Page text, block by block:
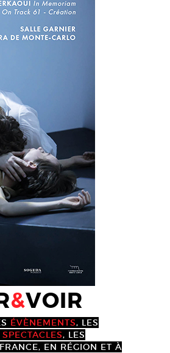
&VOIR
ÉVÈNEMENTS, LES
SPECTACLES, LES
EN RÉGION ET À